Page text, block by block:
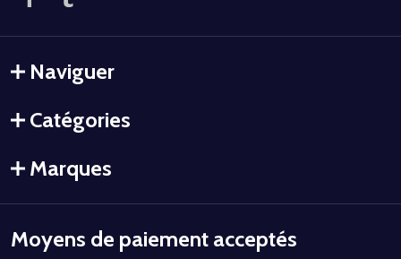
Naviguer
Catégories
Marques
Moyens de paiement acceptés